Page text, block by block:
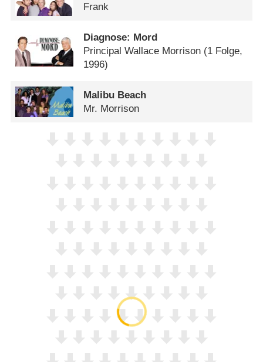
Frank
Diagnose: Mord
Principal Wallace Morrison (1 Folge,
1996)
Malibu Beach
Mr. Morrison